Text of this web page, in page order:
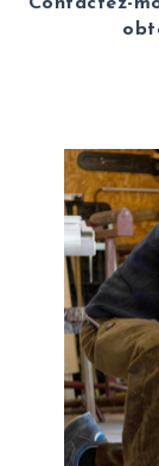
Contactez-